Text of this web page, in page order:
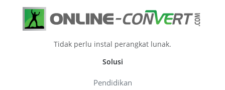
Tidak perlu instal perangkat lunak.
Solusi
Pendidikan